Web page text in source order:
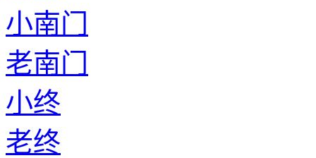
小南门
老南门
小终
老终